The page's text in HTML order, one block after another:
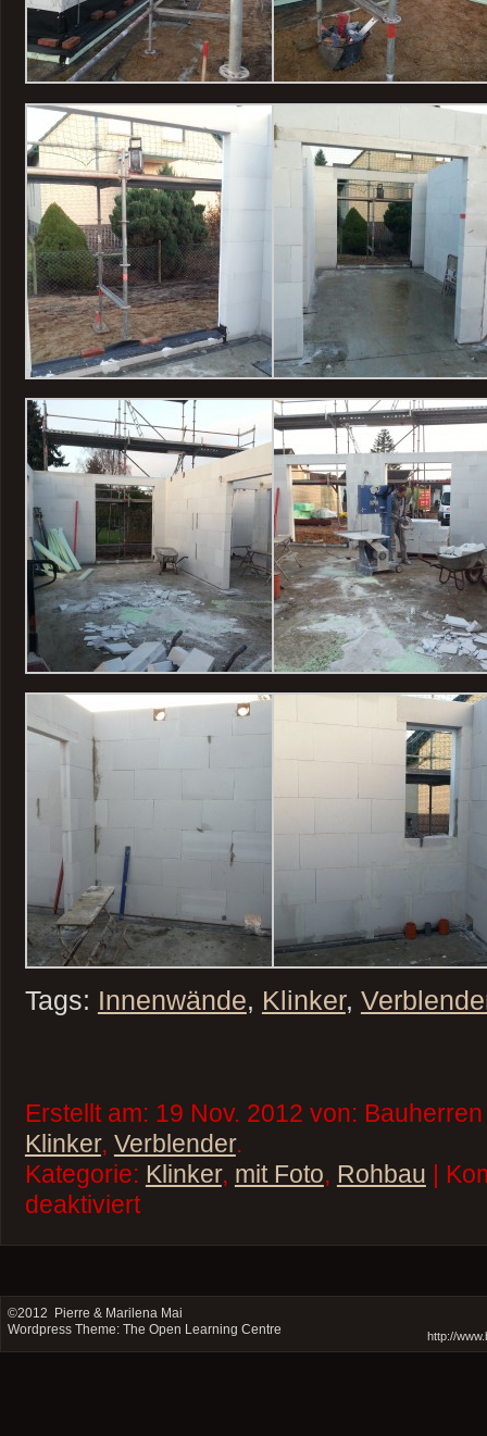
Tags: Innenwände, Klinker,
Erstellt am: 19 Nov. 2012 von:
Klinker, Verblender.
Kategorie: Klinker, mit Foto, Rohbau |
deaktiviertfür
Innenwände
©2012
Pierre & Marilena Mai
Wordpress Theme: The Open Learning Centre
http://